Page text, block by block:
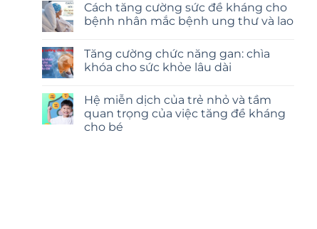
Cách tăng cường sức đề kháng cho
bệnh nhân mắc bệnh ung thư và lao
Tăng cường chức năng gan: chìa
khóa cho sức khỏe lâu dài
Hệ miễn dịch của trẻ nhỏ và tầm
quan trọng của việc tăng đề kháng
cho bé